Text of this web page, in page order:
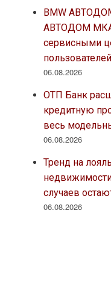
BMW
АВТОДОМ
сервисными
06.08.2026
ОТП Банк
кредитную
весь
06.08.2026
Тренд на
случаев
06.08.2026